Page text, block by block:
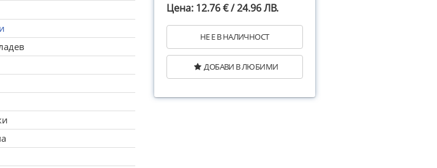
Цена: 12.76 € / 24.96 ЛВ.
НЕ Е В НАЛИЧНОСТ
ДОБАВИ В ЛЮБИМИ